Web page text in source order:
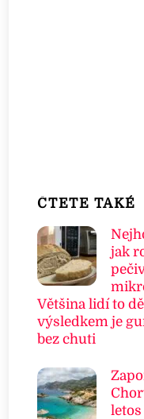
ČTETE TAKÉ
jak
Většina lidí to
výsledkem je
bez chuti